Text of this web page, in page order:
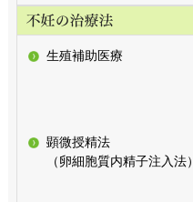
生殖補助医療
顕微授精法
（卵細胞質内精子注入法）